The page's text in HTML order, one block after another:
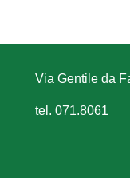
Via Gentile da
tel. 071.8061